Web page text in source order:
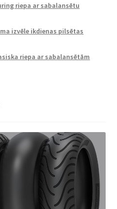
riepa ar sabalansētu
izvēle ikdienas pilsētas
riepa ar sabalansētām